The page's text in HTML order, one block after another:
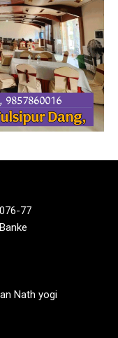
77
Nath yogi